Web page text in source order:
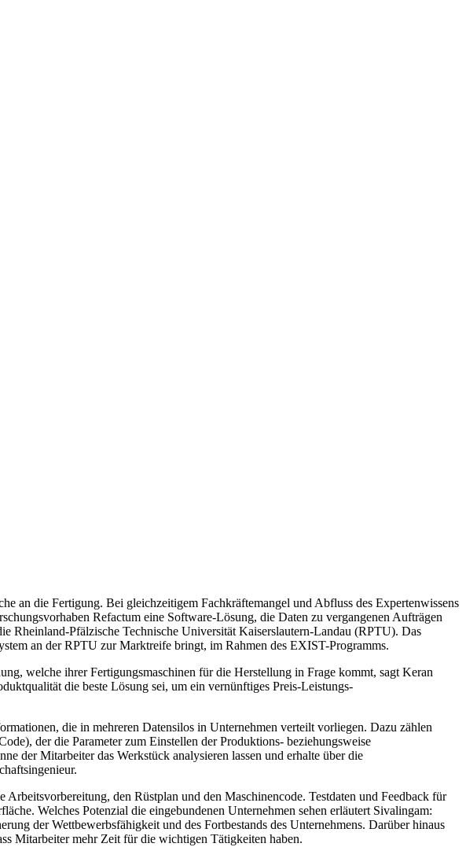
an die Fertigung. Bei gleichzeitigem Fachkräftemangel und Abfluss des Expertenwissens
Refactum eine Software-Lösung, die Daten zu vergangenen Aufträgen
Rheinland-Pfälzische Technische Universität Kaiserslautern-Landau (RPTU). Das
an der RPTU zur Marktreife bringt, im Rahmen des EXIST-Programms.
welche ihrer Fertigungsmaschinen für die Herstellung in Frage kommt, sagt Keran
die beste Lösung sei, um ein vernünftiges Preis-Leistungs-
die in mehreren Datensilos in Unternehmen verteilt vorliegen. Dazu zählen
der die Parameter zum Einstellen der Produktions- beziehungsweise
der Mitarbeiter das Werkstück analysieren lassen und erhalte über die
den Rüstplan und den Maschinencode. Testdaten und Feedback für
Welches Potenzial die eingebundenen Unternehmen sehen erläutert Sivalingam:
der Wettbewerbsfähigkeit und des Fortbestands des Unternehmens. Darüber hinaus
Mitarbeiter mehr Zeit für die wichtigen Tätigkeiten haben.